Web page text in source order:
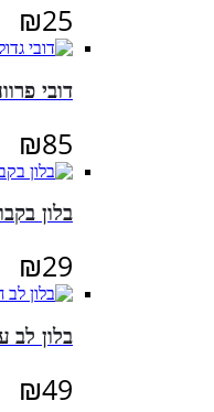
₪25
דובי
₪85
בלון
₪29
בלון לב
₪49